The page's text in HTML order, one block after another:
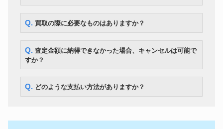
Q. 買取の際に必要なものはありますか？
Q. 査定金額に納得できなかった場合、キャンセルは可能で
すか？
Q. どのような支払い方法がありますか？